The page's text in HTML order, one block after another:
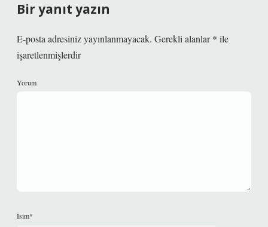
Bir yanıt yazın
E-posta adresiniz yayınlanmayacak. Gerekli alanlar* ile
işaretlenmişlerdir
Yorum
İsim*